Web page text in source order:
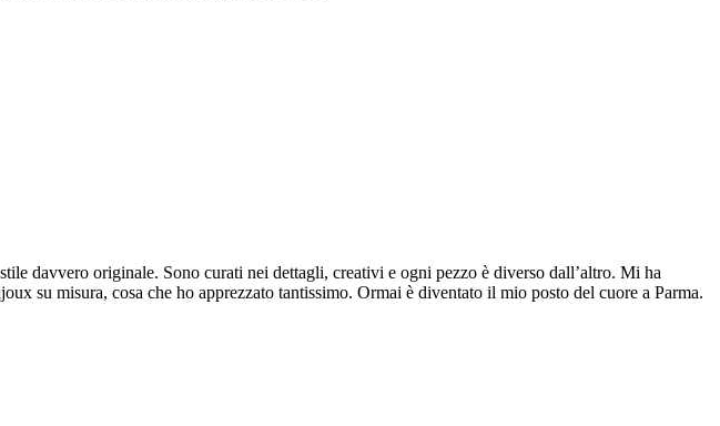
davvero originale. Sono curati nei dettagli, creativi e ogni pezzo è diverso dall’altro. Mi ha
su misura, cosa che ho apprezzato tantissimo. Ormai è diventato il mio posto del cuore a Parma.